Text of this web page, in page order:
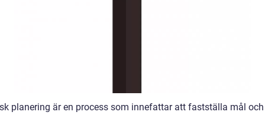
planering är en process som innefattar att fastställa mål